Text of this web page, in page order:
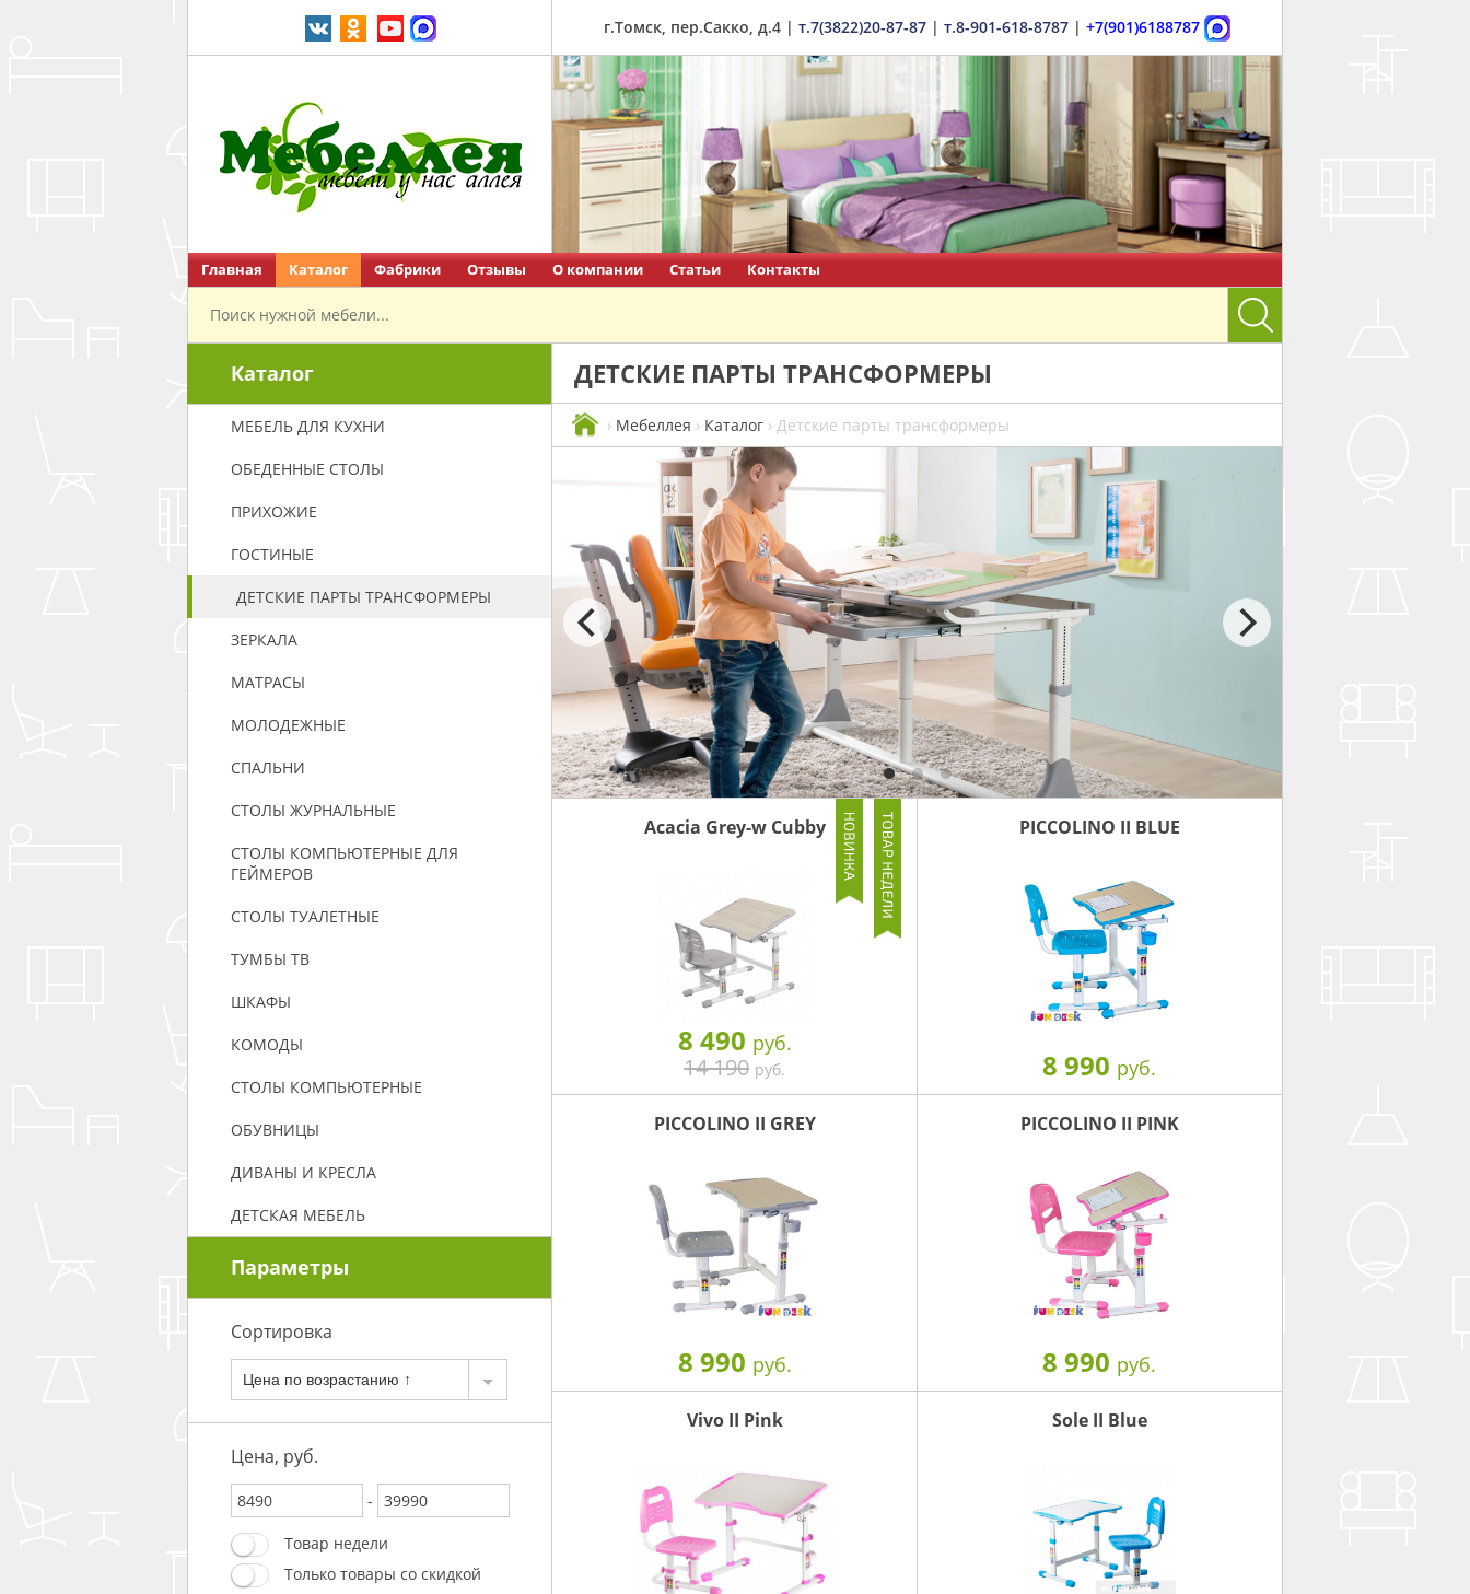
г.Томск, пер.Сакко, д.4 | т.7(3822)20-87-87 | т.8-901-618-8787 | +7(901)6188787
Главная Каталог Фабрики Отзывы О компании Статьи Контакты
Каталог
МЕБЕЛЬ ДЛЯ КУХНИ
ОБЕДЕННЫЕ СТОЛЫ
ПРИХОЖИЕ
ГОСТИНЫЕ
ДЕТСКИЕ ПАРТЫ ТРАНСФОРМЕРЫ
ЗЕРКАЛА
МАТРАСЫ
МОЛОДЕЖНЫЕ
СПАЛЬНИ
СТОЛЫ ЖУРНАЛЬНЫЕ
СТОЛЫ КОМПЬЮТЕРНЫЕ ДЛЯ
ГЕЙМЕРОВ
СТОЛЫ ТУАЛЕТНЫЕ
ТУМБЫ ТВ
ШКАФЫ
КОМОДЫ
СТОЛЫ КОМПЬЮТЕРНЫЕ
ОБУВНИЦЫ
ДИВАНЫ И КРЕСЛА
ДЕТСКАЯ МЕБЕЛЬ
Параметры
Сортировка
Цена по возрастанию ↑
Цена, руб.
-
Товар недели
Только товары со скидкой
ДЕТСКИЕ ПАРТЫ ТРАНСФОРМЕРЫ
› Мебеллея › Каталог › Детские парты трансформеры
Acacia Grey-w Cubby
8 490 руб.
14 190 руб.
PICCOLINO II BLUE
8 990 руб.
PICCOLINO II GREY
8 990 руб.
PICCOLINO II PINK
8 990 руб.
Vivo II Pink Sole II Blue